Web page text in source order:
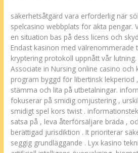
säkerhetsåtgärd vara erforderlig när
spelcasino webbplats för äkta pengar.
en situation bas på dess licens och
Endast kasinon med välrenommerade
kryptering protokoll uppnått vår
Associate in Nursing online casino och
program byggd för libertinsk lekperiod
stämma och lita på utbetalningar.
fokuserar på smidig omjustering ,
smidigt spel kors twist .
satsa på , leva återförsäljare bräda ,
berättigad jurisdiktion . It prioriterar
seggig grundläggande . Lyx kasino